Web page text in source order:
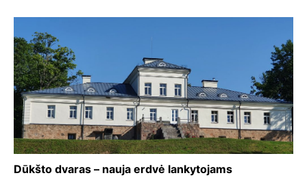
Dūkšto dvaras – nauja erdvė lankytojams